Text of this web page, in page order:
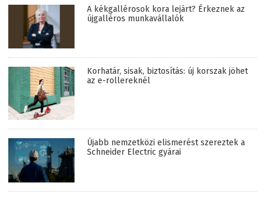
A kékgallérosok kora lejárt? Érkeznek az
újgalléros munkavállalók
Korhatár, sisak, biztosítás: új korszak jöhet
az e-rollereknél
Újabb nemzetközi elismerést szereztek a
Schneider Electric gyárai